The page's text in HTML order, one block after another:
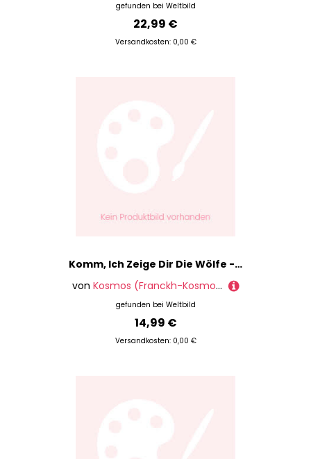
gefunden bei Weltbild
22,99 €
Versandkosten: 0,00 €
Komm, Ich Zeige Dir Die Wölfe - Svenja Ernsten, Gebunden
von Kosmos (Franckh-Kosmos)
gefunden bei Weltbild
14,99 €
Versandkosten: 0,00 €